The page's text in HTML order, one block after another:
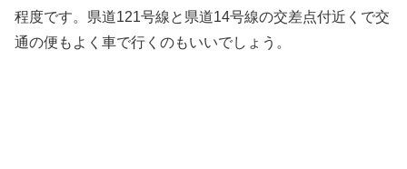
程度です。県道121号線と県道14号線の交差点付近くで交
通の便もよく車で行くのもいいでしょう。